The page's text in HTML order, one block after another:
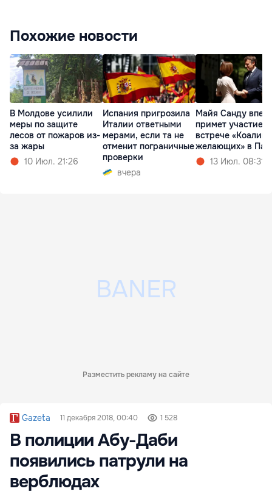
Похожие новости
В Молдове усилили
меры по защите
лесов от пожаров из-
за жары
10 Июл. 21:26
Испания пригрозила
Италии ответными
мерами, если та не
отменит пограничные
проверки
вчера
Майя Санду
примет участие
встрече
желающих» в
13 Июл. 08:31
Разместить рекламу на сайте
Gazeta 11 декабря 2018, 00:40 1 528
В полиции Абу-Даби
появились патрули на
верблюдах